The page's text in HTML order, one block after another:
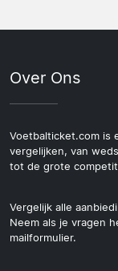
Over Ons
Voetbalticket.com is
vergelijken, van
tot de grote
Vergelijk alle
Neem als je vragen
mailformulier.